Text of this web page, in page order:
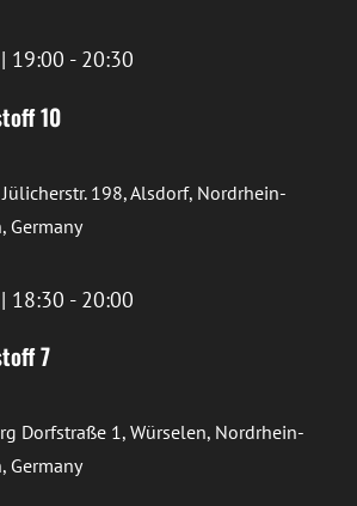
10
19:00 - 20:30
Jülicherstr. 198, Alsdorf, Nordrhein-
Germany
7
18:30 - 20:00
Dorfstraße 1, Würselen, Nordrhein-
Germany